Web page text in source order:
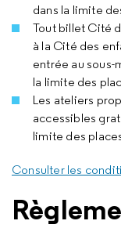
dans la limite
Tout billet Cité
à la Cité des
entrée au sous-
la limite des
Les ateliers
accessibles
limite des
Consulter les